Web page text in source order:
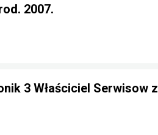
2007.
3 Właściciel Serwisow z